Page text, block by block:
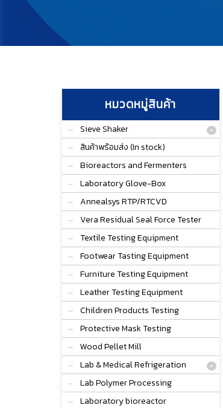
หมวดหมู่สินค้า
Sieve Shaker
สินค้าพร้อมส่ง (In stock)
Bioreactors and Fermenters
Laboratory Glove-Box
Annealsys RTP/RTCVD
Vera Residual Seal Force Tester
Textile Testing Equipment
Footwear Tasting Equipment
Furniture Testing Equipment
Leather Testing Equipment
Children Products Testing
Protective Mask Testing
Wood Pellet Mill
Lab & Medical Refrigeration
Lab Polymer Processing
Laboratory bioreactor